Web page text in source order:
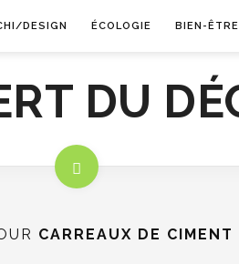
DESIGN ÉCOLOGIE BIEN-ÊTRE
CARREAUX DE CIMENT